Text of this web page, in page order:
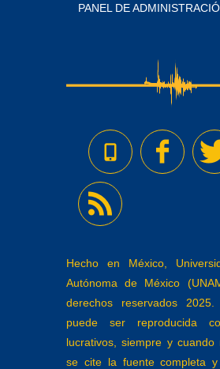
PANEL DE
Hecho en México,
Autónoma de México
derechos reservados
puede ser reproducida
lucrativos, siempre y cuando
se cite la fuente completa